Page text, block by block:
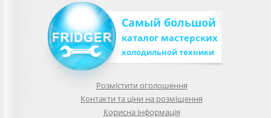
Самый большой
каталог мастерских
холодильной техники
Розмістити оголошення
Контакти та ціни на розміщення
Корисна інформація